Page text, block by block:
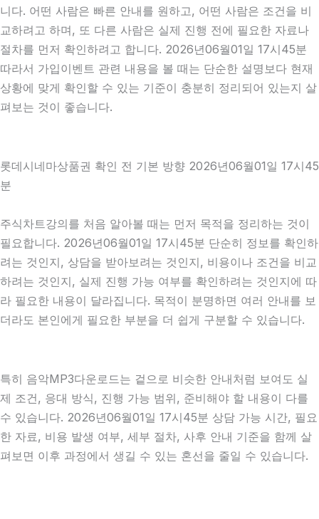
니다. 어떤 사람은 빠른 안내를 원하고, 어떤 사람은 조건을 비
교하려고 하며, 또 다른 사람은 실제 진행 전에 필요한 자료나
절차를 먼저 확인하려고 합니다. 2026년06월01일 17시45분
따라서 가입이벤트 관련 내용을 볼 때는 단순한 설명보다 현재
상황에 맞게 확인할 수 있는 기준이 충분히 정리되어 있는지 살
펴보는 것이 좋습니다.
롯데시네마상품권 확인 전 기본 방향 2026년06월01일 17시45
분
주식차트강의를 처음 알아볼 때는 먼저 목적을 정리하는 것이
필요합니다. 2026년06월01일 17시45분 단순히 정보를 확인하
려는 것인지, 상담을 받아보려는 것인지, 비용이나 조건을 비교
하려는 것인지, 실제 진행 가능 여부를 확인하려는 것인지에 따
라 필요한 내용이 달라집니다. 목적이 분명하면 여러 안내를 보
더라도 본인에게 필요한 부분을 더 쉽게 구분할 수 있습니다.
특히 음악MP3다운로드는 겉으로 비슷한 안내처럼 보여도 실
제 조건, 응대 방식, 진행 가능 범위, 준비해야 할 내용이 다를
수 있습니다. 2026년06월01일 17시45분 상담 가능 시간, 필요
한 자료, 비용 발생 여부, 세부 절차, 사후 안내 기준을 함께 살
펴보면 이후 과정에서 생길 수 있는 혼선을 줄일 수 있습니다.